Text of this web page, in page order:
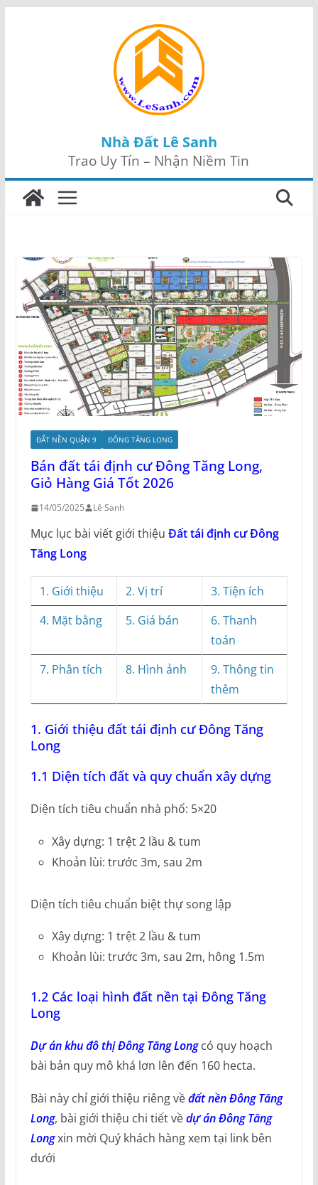
Nhà Đất Lê Sanh
Trao Uy Tín – Nhận Niềm Tin
ĐẤT NỀN QUẬN 9 ĐÔNG TĂNG LONG
Bán đất tái định cư Đông Tăng Long,
Giỏ Hàng Giá Tốt 2026
14/05/2025 Lê Sanh
Mục lục bài viết giới thiệu Đất tái định cư Đông
Tăng Long
1. Giới thiệu 2. Vị trí
3. Tiện ích
4. Mặt bằng
5. Giá bán
6. Thanh
toán
7. Phân tích
8. Hình ảnh
9. Thông tin
thêm
1. Giới thiệu đất tái định cư Đông Tăng
Long
1.1 Diện tích đất và quy chuẩn xây dựng
Diện tích tiêu chuẩn nhà phố: 5×20
Xây dựng: 1 trệt 2 lầu & tum
Khoản lùi: trước 3m, sau 2m
Diện tích tiêu chuẩn biệt thự song lập
Xây dựng: 1 trệt 2 lầu & tum
Khoản lùi: trước 3m, sau 2m, hông 1.5m
1.2 Các loại hình đất nền tại Đông Tăng
Long
Dự án khu đô thị Đông Tăng Longcó quy hoạch
bài bản quy mô khá lơn lên đến 160 hecta.
Bài này chỉ giới thiệu riêng vềđất nền Đông Tăng
Long, bài giới thiệu chi tiết vềdự án Đông Tăng
Longxin mời Quý khách hàng xem tại link bên
dưới